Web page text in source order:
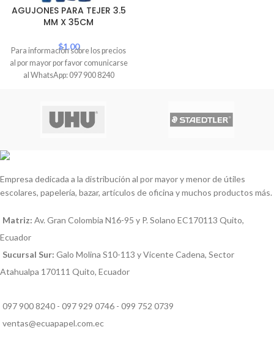
AGUJONES PARA TEJER 3.5
MM X 35CM
$1.00
Para información sobre los precios
al por mayor por favor comunicarse
al WhatsApp: 097 900 8240
Empresa dedicada a la distribución al por mayor y menor de útiles
escolares, papelería, bazar, artículos de oficina y muchos productos más.
Matriz: Av. Gran Colombia N16-95 y P. Solano EC170113 Quito,
Ecuador
Sucursal Sur: Galo Molina S10-113 y Vicente Cadena, Sector
Atahualpa 170111 Quito, Ecuador
097 900 8240 - 097 929 0746 - 099 752 0739
ventas@ecuapapel.com.ec